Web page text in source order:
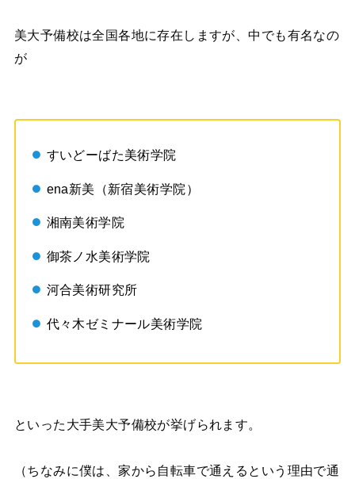
美大予備校は全国各地に存在しますが、中でも有名なの
が
すいどーばた美術学院
ena新美（新宿美術学院）
湘南美術学院
御茶ノ水美術学院
河合美術研究所
代々木ゼミナール美術学院
といった大手美大予備校が挙げられます。
（ちなみに僕は、家から自転車で通えるという理由で通